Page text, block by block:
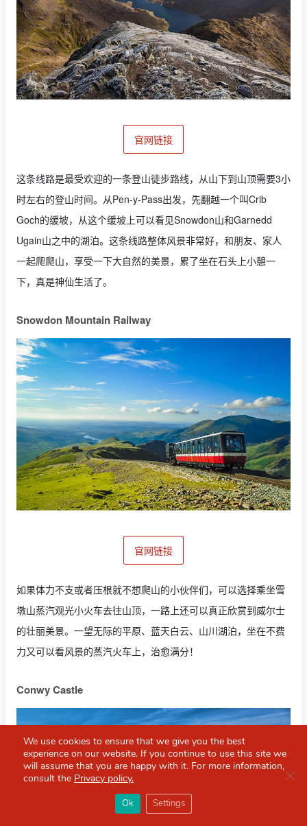
官网链接
这条线路是最受欢迎的一条登山徒步路线，从山下到山顶需要3小
时左右的登山时间。从Pen-y-Pass出发，先翻越一个叫Crib
Goch的缓坡，从这个缓坡上可以看见Snowdon山和Garnedd
Ugain山之中的湖泊。这条线路整体风景非常好，和朋友、家人
一起爬爬山，享受一下大自然的美景，累了坐在石头上小憩一
下，真是神仙生活了。
Snowdon Mountain Railway
官网链接
如果体力不支或者压根就不想爬山的小伙伴们，可以选择乘坐雪
墩山蒸汽观光小火车去往山顶，一路上还可以真正欣赏到威尔士
的壮丽美景。一望无际的平原、蓝天白云、山川湖泊，坐在不费
力又可以看风景的蒸汽火车上，治愈满分！
Conwy Castle
你必备的英国指南
We use cookies to ensure that we give you the best
experience on our website. If you continue to use this site we
will assume that you are happy with it. For more information,
consult the Privacy policy.
Ok Settings